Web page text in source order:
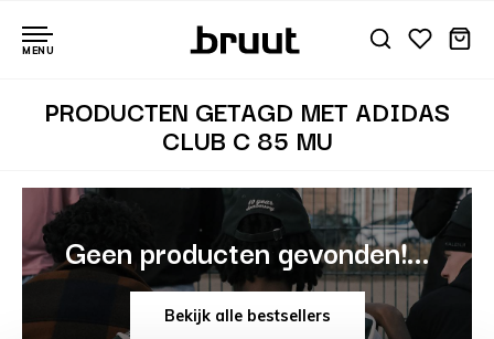
MENU
PRODUCTEN GETAGD MET ADIDAS
CLUB C 85 MU
Geen producten gevonden!...
Bekijk alle bestsellers